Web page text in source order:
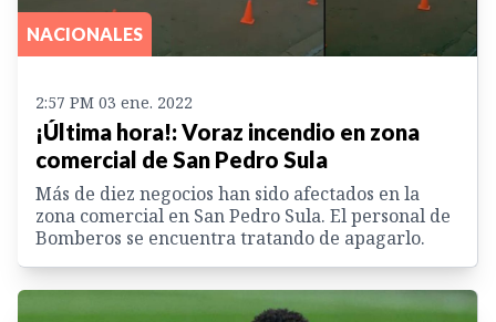
NACIONALES
2:57 PM 03 ene. 2022
¡Última hora!: Voraz incendio en zona
comercial de San Pedro Sula
Más de diez negocios han sido afectados en la
zona comercial en San Pedro Sula. El personal de
Bomberos se encuentra tratando de apagarlo.